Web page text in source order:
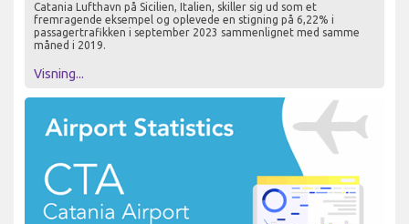
Catania Lufthavn på Sicilien, Italien, skiller sig ud som et
fremragende eksempel og oplevede en stigning på 6,22% i
passagertrafikken i september 2023 sammenlignet med samme
måned i 2019.
Visning...